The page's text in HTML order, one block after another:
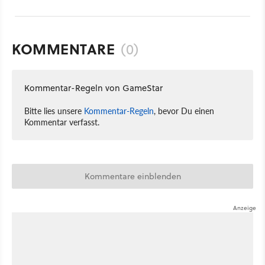
KOMMENTARE (0)
Kommentar-Regeln von GameStar
Bitte lies unsere Kommentar-Regeln, bevor Du einen
Kommentar verfasst.
Kommentare einblenden